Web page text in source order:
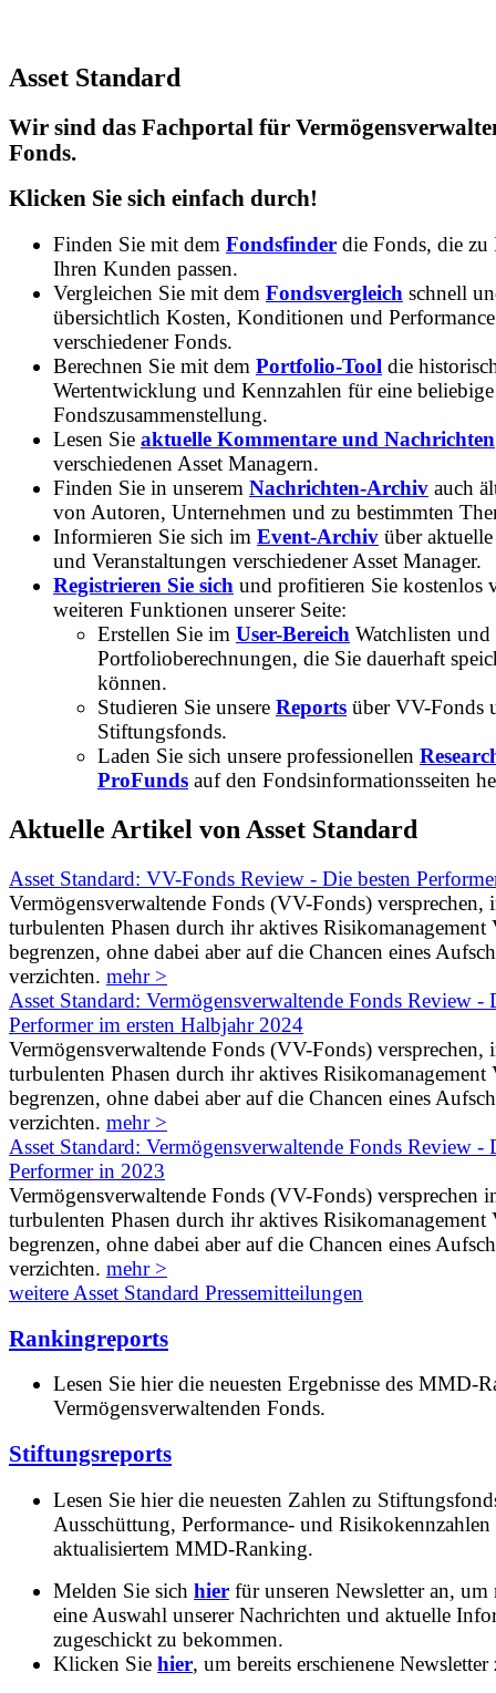
Asset Standard
Wir sind das Fachportal für
Fonds.
Klicken Sie sich einfach durch!
Finden Sie mit dem Fondsfinder die Fonds, die zu
Ihren Kunden passen.
Vergleichen Sie mit dem Fondsvergleich schnell
übersichtlich Kosten, Konditionen und Performance
verschiedener Fonds.
Berechnen Sie mit dem Portfolio-Tool die
Wertentwicklung und Kennzahlen für eine beliebige
Fondszusammenstellung.
Lesen Sie aktuelle Kommentare und Nachrichten
verschiedenen Asset Managern.
Finden Sie in unserem Nachrichten-Archiv auch
von Autoren, Unternehmen und zu bestimmten
Informieren Sie sich im Event-Archiv über
und Veranstaltungen verschiedener Asset Manager.
Registrieren Sie sich und profitieren Sie kostenlos
weiteren Funktionen unserer Seite:
Erstellen Sie im User-Bereich Watchlisten und
Portfolioberechnungen, die Sie dauerhaft
können.
Studieren Sie unsere Reports über VV-Fonds
Stiftungsfonds.
Laden Sie sich unsere professionellen
ProFunds auf den Fondsinformationsseiten
Aktuelle Artikel von Asset Standard
Asset Standard: VV-Fonds Review - Die besten
Vermögensverwaltende Fonds (VV-Fonds) versprechen,
turbulenten Phasen durch ihr aktives Risikomanagement
begrenzen, ohne dabei aber auf die Chancen eines
verzichten. mehr >
Asset Standard: Vermögensverwaltende Fonds Review -
Performer im ersten Halbjahr 2024
Vermögensverwaltende Fonds (VV-Fonds) versprechen,
turbulenten Phasen durch ihr aktives Risikomanagement
begrenzen, ohne dabei aber auf die Chancen eines
verzichten. mehr >
Asset Standard: Vermögensverwaltende Fonds Review -
Performer in 2023
Vermögensverwaltende Fonds (VV-Fonds) versprechen
turbulenten Phasen durch ihr aktives Risikomanagement
begrenzen, ohne dabei aber auf die Chancen eines
verzichten. mehr >
weitere Asset Standard Pressemitteilungen
Rankingreports
Lesen Sie hier die neuesten Ergebnisse des MMD-
Vermögensverwaltenden Fonds.
Stiftungsreports
Lesen Sie hier die neuesten Zahlen zu
Ausschüttung, Performance- und
aktualisiertem MMD-Ranking.
Melden Sie sich hier für unseren Newsletter an, um
eine Auswahl unserer Nachrichten und aktuelle
zugeschickt zu bekommen.
Klicken Sie hier, um bereits erschienene Newsletter